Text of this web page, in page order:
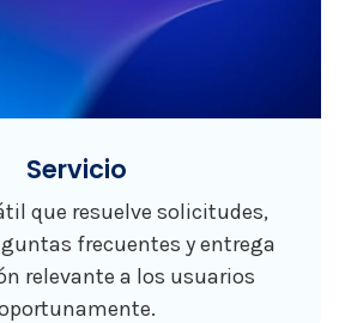
Servicio
que resuelve solicitudes,
frecuentes y entrega
relevante a los usuarios